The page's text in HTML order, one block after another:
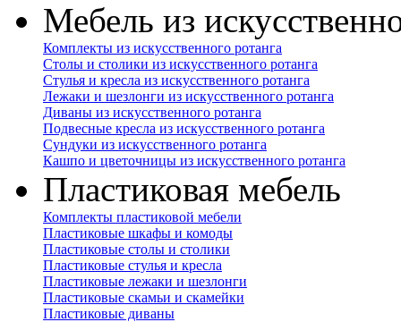
Мебель из
Комплекты из искусственного ротанга
Столы и столики из искусственного ротанга
Стулья и кресла из искусственного ротанга
Лежаки и шезлонги из искусственного ротанга
Диваны из искусственного ротанга
Подвесные кресла из искусственного ротанга
Сундуки из искусственного ротанга
Кашпо и цветочницы из искусственного ротанга
Пластиковая мебель
Комплекты пластиковой мебели
Пластиковые шкафы и комоды
Пластиковые столы и столики
Пластиковые стулья и кресла
Пластиковые лежаки и шезлонги
Пластиковые скамьи и скамейки
Пластиковые диваны